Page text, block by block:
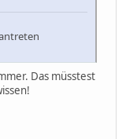
Das müsstest